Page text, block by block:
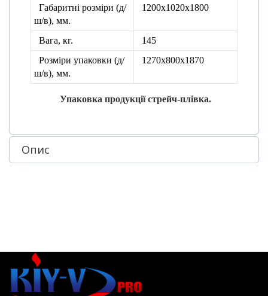
Габаритні розміри (д/
ш/в), мм.
1200х1020х1800
Вага, кг.
145
Розміри упаковки (д/
ш/в), мм.
1270х800х1870
Упаковка продукції стрейч-плівка.
Опис